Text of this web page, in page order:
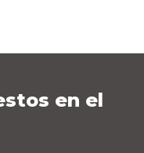
en el